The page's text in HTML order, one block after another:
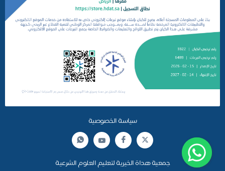
سياسة الخصوصية
جمعية هداة الخيرية لتعليم العلوم الشرعية